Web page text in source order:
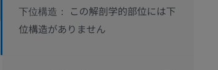
下位構造：
この解剖学的部位には下
位構造がありません